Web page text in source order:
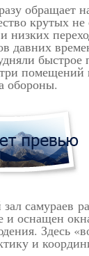
обращает
крутых
низких
давних
быстрое
помещений
обороны.
самураев
и оснащен
Здесь
и